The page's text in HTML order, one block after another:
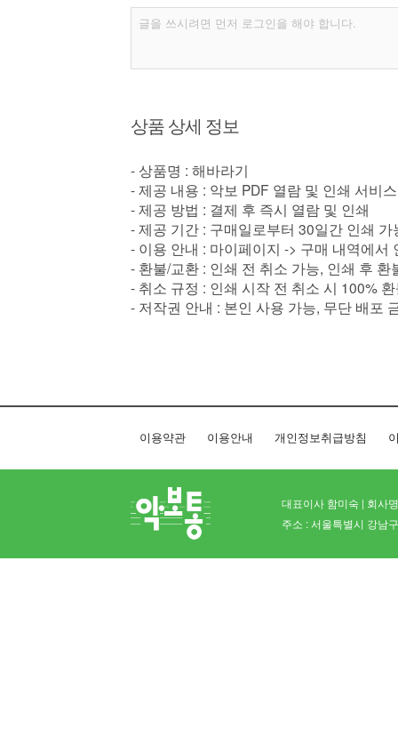
상품 상세 정보
- 상품명 : 해바라기
- 제공 내용 : 악보 PDF 열람 및 인쇄 서비스
- 제공 방법 : 결제 후 즉시 열람 및 인쇄
- 제공 기간 : 구매일로부터 30일간 인쇄
- 이용 안내 : 마이페이지 -> 구매 내역에서
- 환불/교환 : 인쇄 전 취소 가능, 인쇄 후 환
- 취소 규정 : 인쇄 시작 전 취소 시 100%
- 저작권 안내 : 본인 사용 가능, 무단 배포
이용약관 이용안내 개인정보취급방침
대표이사 함미숙 | 회사
주소 : 서울특별시 강남